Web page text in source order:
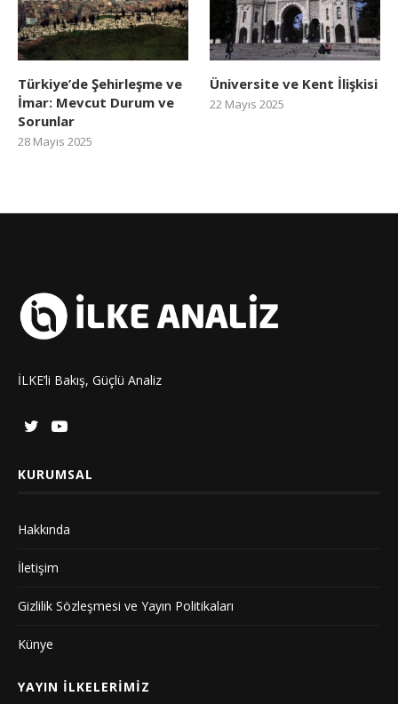
Türkiye’de Şehirleşme ve
İmar: Mevcut Durum ve
Sorunlar
28 Mayıs 2025
Üniversite ve Kent İlişkisi
22 Mayıs 2025
İLKE’li Bakış, Güçlü Analiz
KURUMSAL
Hakkında
İletişim
Gizlilik Sözleşmesi ve Yayın Politikaları
Künye
YAYIN İLKELERIMIZ